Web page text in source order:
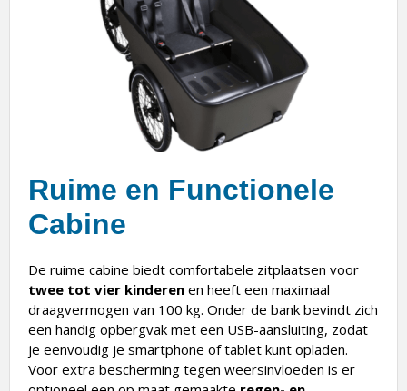
Ruime en Functionele
Cabine
De ruime cabine biedt comfortabele zitplaatsen voor
twee tot vier kinderen en heeft een maximaal
draagvermogen van 100 kg. Onder de bank bevindt zich
een handig opbergvak met een USB-aansluiting, zodat
je eenvoudig je smartphone of tablet kunt opladen.
Voor extra bescherming tegen weersinvloeden is er